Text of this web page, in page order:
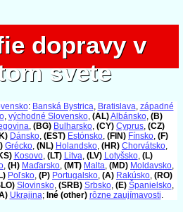
dopravy v
svete
dopravy v
svete
: Banská Bystrica, Bratislava, západné
, východné Slovensko, (AL)Albánsko, (B)
, (BG) Bulharsko, (CY) Cyprus, (CZ)
Dánsko, (EST) Estónsko, (FIN) Fínsko, (F)
Grécko, (NL) Holandsko, (HR) Chorvátsko,
Kosovo, (LT) Litva, (LV) Lotyšsko, (L)
, (H) Maďarsko, (MT) Malta, (MD) Moldavsko,
Poľsko, (P) Portugalsko, (A) Rakúsko, (RO)
Slovinsko, (SRB) Srbsko, (E) Španielsko,
Ukrajina; Iné (other) rôzne zaujímavosti.